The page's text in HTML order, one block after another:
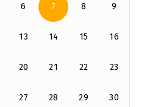
6 7 8 9
13 14 15 16
20 21 22 23
27 28 29 30